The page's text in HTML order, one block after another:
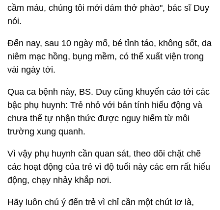
cầm máu, chúng tôi mới dám thở phào", bác sĩ Duy
nói.
Đến nay, sau 10 ngày mổ, bé tỉnh táo, không sốt, da
niêm mạc hồng, bụng mềm, có thể xuất viện trong
vài ngày tới.
Qua ca bệnh này, BS. Duy cũng khuyến cáo tới các
bậc phụ huynh: Trẻ nhỏ với bản tính hiếu động và
chưa thể tự nhận thức được nguy hiểm từ môi
trường xung quanh.
Vì vậy phụ huynh cần quan sát, theo dõi chặt chẽ
các hoạt động của trẻ vì độ tuổi này các em rất hiếu
động, chạy nhảy khắp nơi.
Hãy luôn chú ý đến trẻ vì chỉ cần một chút lơ là,